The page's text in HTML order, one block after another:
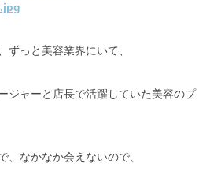
ずっと美容業界にいて、
ジャーと店長で活躍していた美容のプ
、なかなか会えないので、